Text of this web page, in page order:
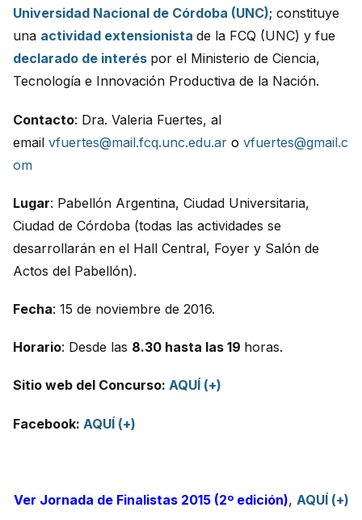
Universidad Nacional de Córdoba (UNC); constituye
una actividad extensionista de la FCQ (UNC) y fue
declarado de interés por el Ministerio de Ciencia,
Tecnología e Innovación Productiva de la Nación.
Contacto: Dra. Valeria Fuertes, al
email vfuertes@mail.fcq.unc.edu.ar o vfuertes@gmail.c
om
Lugar: Pabellón Argentina, Ciudad Universitaria,
Ciudad de Córdoba (todas las actividades se
desarrollarán en el Hall Central, Foyer y Salón de
Actos del Pabellón).
Fecha: 15 de noviembre de 2016.
Horario: Desde las 8.30 hasta las 19 horas.
Sitio web del Concurso: AQUÍ (+)
Facebook: AQUÍ (+)
Ver Jornada de Finalistas 2015 (2º edición), AQUÍ (+)